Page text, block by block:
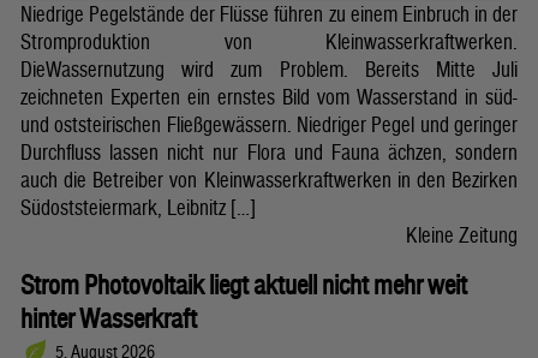
Niedrige Pegelstände der Flüsse führen zu einem Einbruch in der
Stromproduktion von Kleinwasserkraftwerken.
DieWassernutzung wird zum Problem. Bereits Mitte Juli
zeichneten Experten ein ernstes Bild vom Wasserstand in süd-
und oststeirischen Fließgewässern. Niedriger Pegel und geringer
Durchfluss lassen nicht nur Flora und Fauna ächzen, sondern
auch die Betreiber von Kleinwasserkraftwerken in den Bezirken
Südoststeiermark, Leibnitz […]
Kleine Zeitung
Strom Photovoltaik liegt aktuell nicht mehr weit
hinter Wasserkraft
5. August 2026